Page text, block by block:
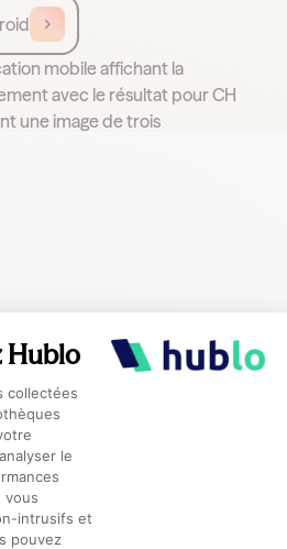
Hublo
du
collectées
le
vous
intrusifs et
pouvez
consent
Soutenir le soin.
Ensemble.
une démo